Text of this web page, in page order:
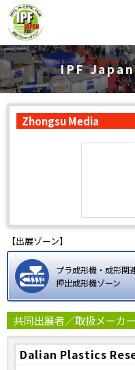
IPF Japan
Zhongsu Media
【出展ゾーン】
プラ成形機・成形関
押出成形機ゾーン
共同出展者／取扱メーカー
Dalian Plastics